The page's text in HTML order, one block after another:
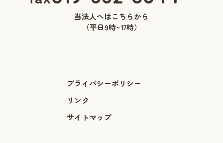
当法人へはこちらから
（平日9時~17時）
プライバシーポリシー
リンク
サイトマップ